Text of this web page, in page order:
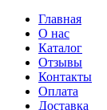
Главная
О нас
Каталог
Отзывы
Контакты
Оплата
Доставка